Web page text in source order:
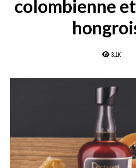
colombienne
3.1K